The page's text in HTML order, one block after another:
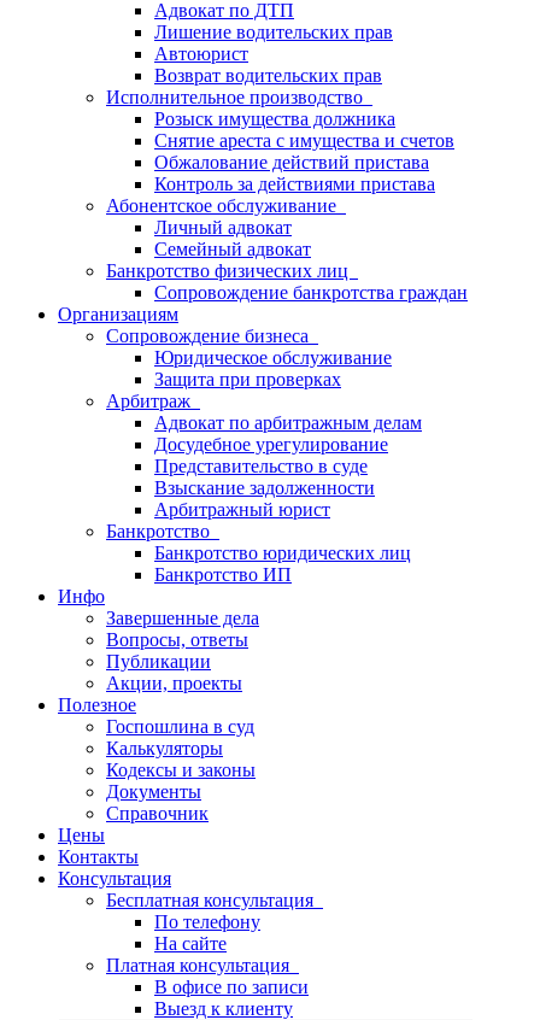
Адвокат по ДТП
Лишение водительских прав
Автоюрист
Возврат водительских прав
Исполнительное производство
Розыск имущества должника
Снятие ареста с имущества и счетов
Обжалование действий пристава
Контроль за действиями пристава
Абонентское обслуживание
Личный адвокат
Семейный адвокат
Банкротство физических лиц
Сопровождение банкротства граждан
Организациям
Сопровождение бизнеса
Юридическое обслуживание
Защита при проверках
Арбитраж
Адвокат по арбитражным делам
Досудебное урегулирование
Представительство в суде
Взыскание задолженности
Арбитражный юрист
Банкротство
Банкротство юридических лиц
Банкротство ИП
Инфо
Завершенные дела
Вопросы, ответы
Публикации
Акции, проекты
Полезное
Госпошлина в суд
Калькуляторы
Кодексы и законы
Документы
Справочник
Цены
Контакты
Консультация
Бесплатная консультация
По телефону
На сайте
Платная консультация
В офисе по записи
Выезд к клиенту